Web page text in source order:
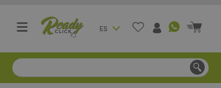
ES
Compra segura - Entregas en Bogotá en menos de 3